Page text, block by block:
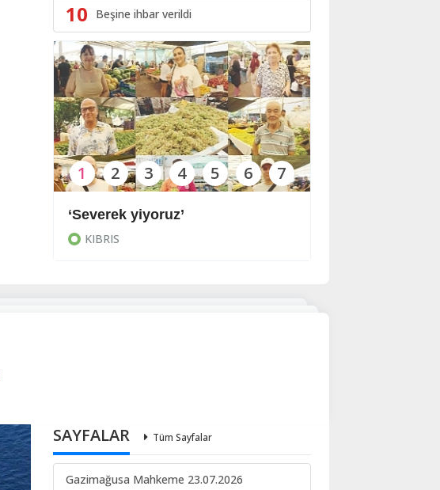
10 Beşine ihbar verildi
‘Severek yiyoruz’
KIBRIS
1 2 3 4 5 6 7
SAYFALAR Tüm Sayfalar
Gazimağusa Mahkeme 23.07.2026